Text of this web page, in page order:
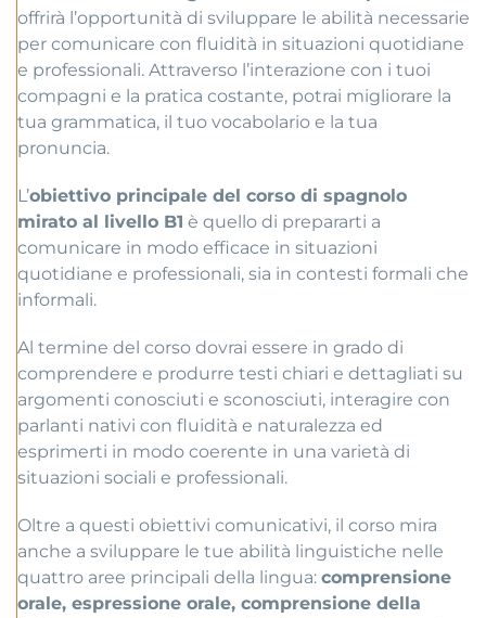
offrirà l’opportunità di sviluppare le abilità necessarie
per comunicare con fluidità in situazioni quotidiane
e professionali. Attraverso l’interazione con i tuoi
compagni e la pratica costante, potrai migliorare la
tua grammatica, il tuo vocabolario e la tua
pronuncia.
L’obiettivo principale del corso di spagnolo
mirato al livello B1 è quello di prepararti a
comunicare in modo efficace in situazioni
quotidiane e professionali, sia in contesti formali che
informali.
Al termine del corso dovrai essere in grado di
comprendere e produrre testi chiari e dettagliati su
argomenti conosciuti e sconosciuti, interagire con
parlanti nativi con fluidità e naturalezza ed
esprimerti in modo coerente in una varietà di
situazioni sociali e professionali.
Oltre a questi obiettivi comunicativi, il corso mira
anche a sviluppare le tue abilità linguistiche nelle
quattro aree principali della lingua: comprensione
orale, espressione orale, comprensione della